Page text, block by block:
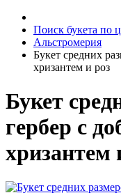
Поиск букета по
Альстромерия
Букет средних
хризантем и роз
Букет
гербер c
хризантем